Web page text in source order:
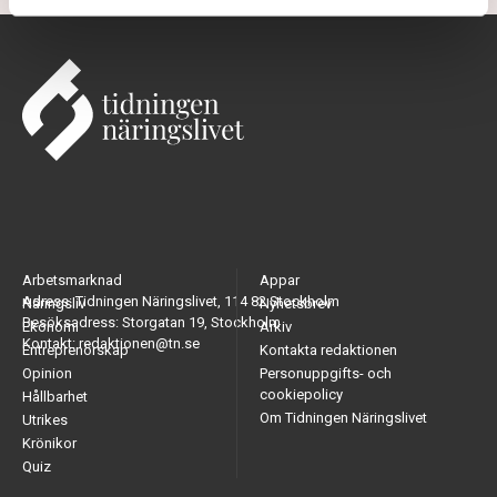
Adress: Tidningen Näringslivet, 114 82 Stockholm
Besöksadress: Storgatan 19, Stockholm
Kontakt: redaktionen@tn.se
Arbetsmarknad
Näringsliv
Ekonomi
Entreprenörskap
Opinion
Hållbarhet
Utrikes
Krönikor
Quiz
Appar
Nyhetsbrev
Arkiv
Kontakta redaktionen
Personuppgifts- och
cookiepolicy
Om Tidningen Näringslivet